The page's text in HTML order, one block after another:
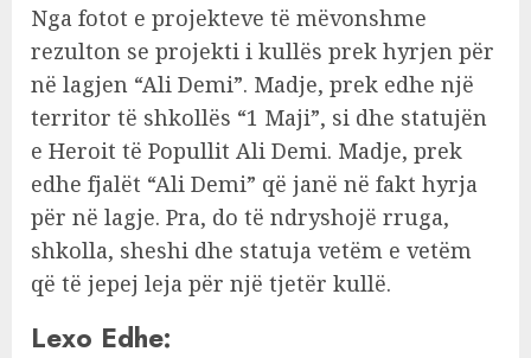
Nga fotot e projekteve të mëvonshme
rezulton se projekti i kullës prek hyrjen për
në lagjen “Ali Demi”. Madje, prek edhe një
territor të shkollës “1 Maji”, si dhe statujën
e Heroit të Popullit Ali Demi. Madje, prek
edhe fjalët “Ali Demi” që janë në fakt hyrja
për në lagje. Pra, do të ndryshojë rruga,
shkolla, sheshi dhe statuja vetëm e vetëm
që të jepej leja për një tjetër kullë.
Lexo Edhe: